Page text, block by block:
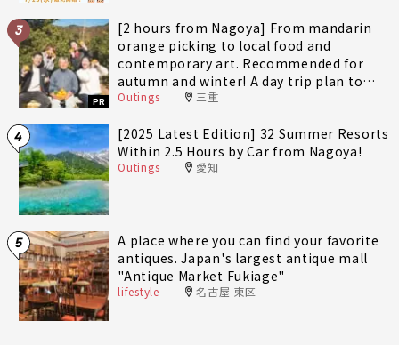
3
PR
[2 hours from Nagoya] From mandarin
orange picking to local food and
contemporary art. Recommended for
autumn and winter! A day trip plan to
fully enjoy Minami-Ise Town
Outings 三重
4
[2025 Latest Edition] 32 Summer Resorts
Within 2.5 Hours by Car from Nagoya!
Outings 愛知
5
A place where you can find your favorite
antiques. Japan's largest antique mall
"Antique Market Fukiage"
lifestyle 名古屋 東区